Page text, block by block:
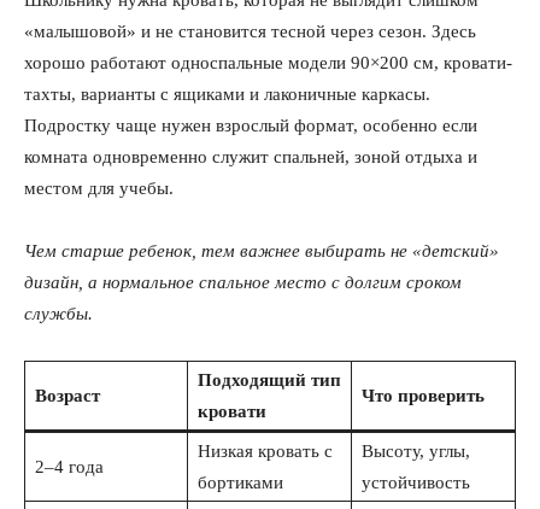
КавПолит
«малышовой» и не становится тесной через сезон. Здесь
хорошо работают односпальные модели 90×200 см, кровати-
тахты, варианты с ящиками и лаконичные каркасы.
Подростку чаще нужен взрослый формат, особенно если
комната одновременно служит спальней, зоной отдыха и
местом для учебы.
Чем старше ребенок, тем важнее выбирать не «детский»
дизайн, а нормальное спальное место с долгим сроком
службы.
Возраст
Подходящий тип
кровати
Что проверить
2–4 года
Низкая кровать с
бортиками
Высоту, углы,
устойчивость